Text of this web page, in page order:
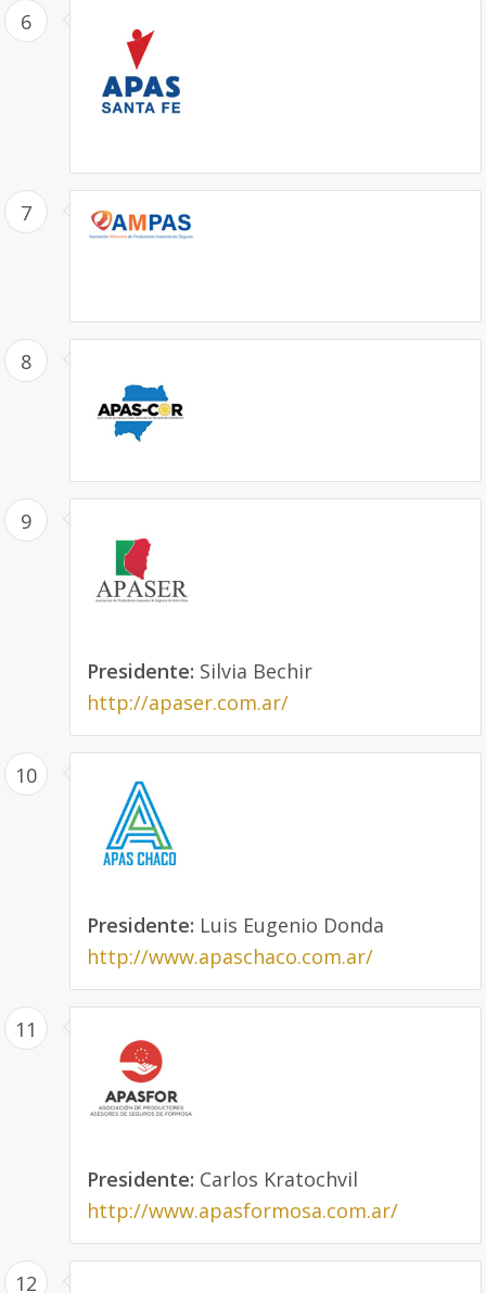
6
7
8
9
Presidente: Silvia Bechir
http://apaser.com.ar/
10
Presidente: Luis Eugenio Donda
http://www.apaschaco.com.ar/
11
Presidente: Carlos Kratochvil
http://www.apasformosa.com.ar/
12